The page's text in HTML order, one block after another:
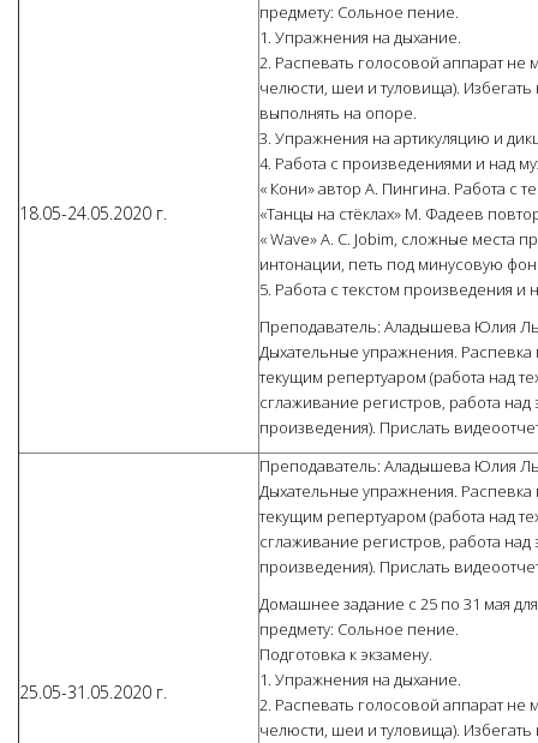
18.05-24.05.2020 г.
предмету: Сольное пение.
1. Упражнения на дыхание.
2. Распевать голосовой аппарат
челюсти, шеи и туловища).
выполнять на опоре.
3. Упражнения на артикуляцию и
4. Работа с произведениями и над
« Кони» автор А. Пингина. Работа с
«Танцы на стёклах» М. Фадеев
« Wave» A. C. Jobim, сложные места
интонации, петь под минусовую
5. Работа с текстом произведения и
Преподаватель: Аладышева Юлия
Дыхательные упражнения.
текущим репертуаром (работа над
сглаживание регистров, работа
произведения). Прислать
25.05-31.05.2020 г.
Преподаватель: Аладышева Юлия
Дыхательные упражнения.
текущим репертуаром (работа над
сглаживание регистров, работа
произведения). Прислать
Домашнее задание с 25 по 31 мая
предмету: Сольное пение.
Подготовка к экзамену.
1. Упражнения на дыхание.
2. Распевать голосовой аппарат
челюсти, шеи и туловища).